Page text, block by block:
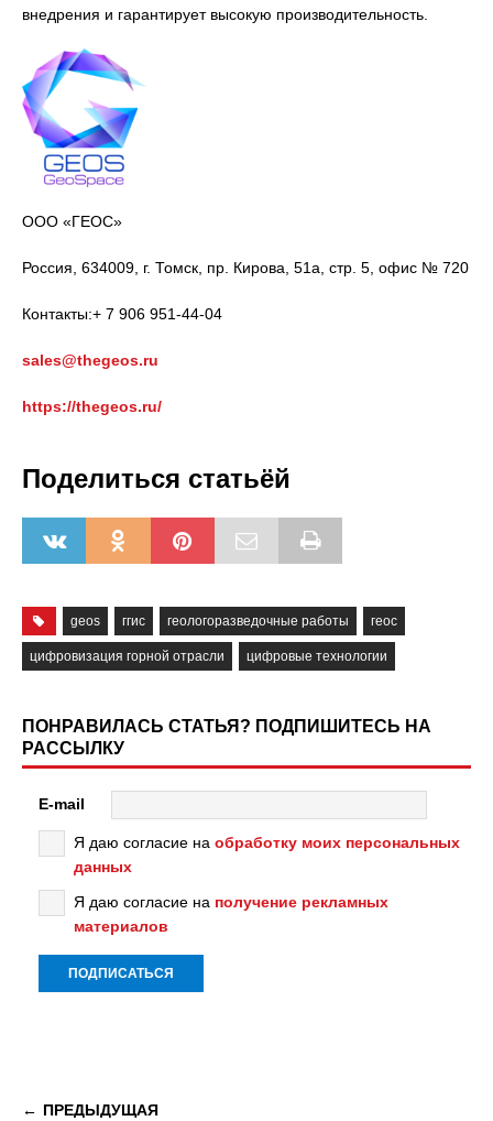
внедрения и гарантирует высокую производительность.
ООО «ГЕОС»
Россия, 634009, г. Томск, пр. Кирова, 51а, стр. 5, офис № 720
Контакты:+ 7 906 951-44-04
sales@thegeos.ru
https://thegeos.ru/
Поделиться статьёй
geos ггис геологоразведочные работы геос
цифровизация горной отрасли цифровые технологии
ПОНРАВИЛАСЬ СТАТЬЯ? ПОДПИШИТЕСЬ НА
РАССЫЛКУ
E-mail
Я даю согласие на обработку моих персональных
данных
Я даю согласие на получение рекламных
материалов
ПРЕДЫДУЩАЯ